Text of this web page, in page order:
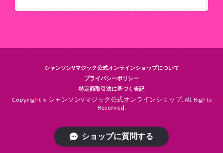
シャンソンVマジック公式オンラインショップについて
プライバシーポリシー
特定商取引法に基づく表記
Copyright © シャンソンVマジック公式オンラインショップ. All Rights
Reserved.
ショップに質問する